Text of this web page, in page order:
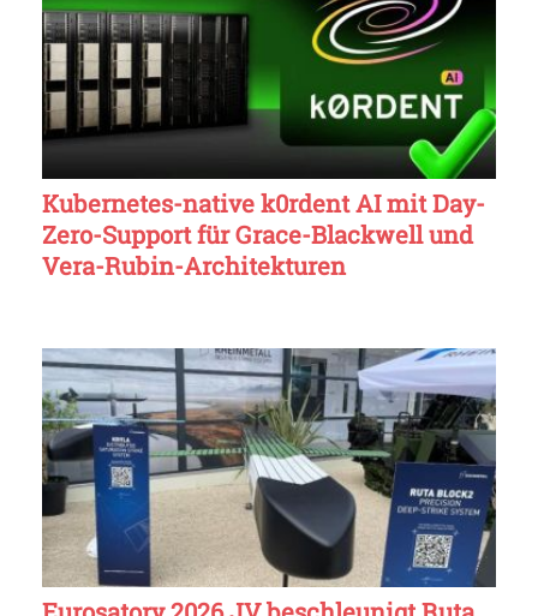
Kubernetes-native k0rdent AI mit Day-
Zero-Support für Grace-Blackwell und
Vera-Rubin-Architekturen